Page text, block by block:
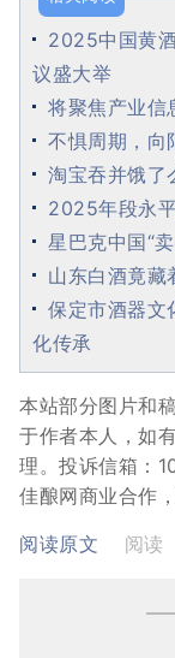
2025中国黄
议盛大举
将聚焦产业信
不惧周期，向
淘宝吞并饿了
2025年段永
星巴克中国“
山东白酒竟藏
保定市酒器文
化传承
本站部分图片和
于作者本人，如
理。投诉信箱：
佳酿网商业合作
阅读原文
阅读